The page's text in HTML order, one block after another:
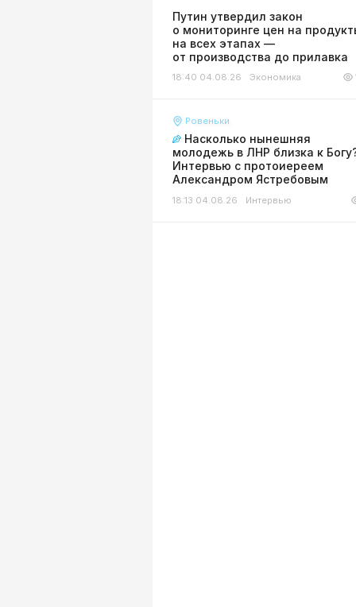
Путин утвердил закон
о мониторинге цен на
на всех этапах —
от производства до прилавка
18:40 04.08.26 Экономика
Ровеньки
Насколько нынешняя
молодежь в ЛНР близка к
Интервью с протоиереем
Александром Ястребовым
18:13 04.08.26 Интервью